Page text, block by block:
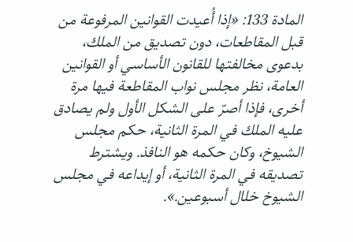
المادة 133: «إذا أُعيدت القوانين المرفوعة من
قبل المقاطعات، دون تصديق من الملك،
بدعوى مخالفتها للقانون الأساسي أو القوانين
العامة، نظر مجلس نواب المقاطعة فيها مرة
أخرى، فإذا أصرّ على الشكل الأول ولم يصادق
عليه الملك في المرة الثانية، حكم مجلس
الشيوخ، وكان حكمه هو النافذ. ويشترط
تصديقه في المرة الثانية، أو إيداعه في مجلس
الشيوخ خلال أسبوعين.».